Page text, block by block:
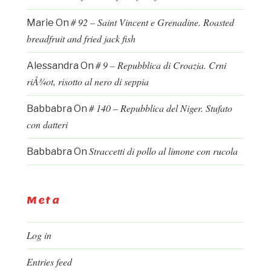
Marie On # 92 – Saint Vincent e Grenadine. Roasted
breadfruit and fried jack fish
Alessandra On # 9 – Repubblica di Croazia. Crni
riÅ¾ot, risotto al nero di seppia
Babbabra On # 140 – Repubblica del Niger. Stufato
con datteri
Babbabra On Straccetti di pollo al limone con rucola
Meta
Log in
Entries feed